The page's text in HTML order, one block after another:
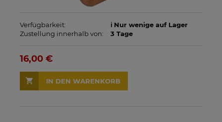
Verfügbarkeit:
ℹ️ Nur wenige auf Lager
Zustellung innerhalb von:
3 Tage
16,00 €
IN DEN WARENKORB